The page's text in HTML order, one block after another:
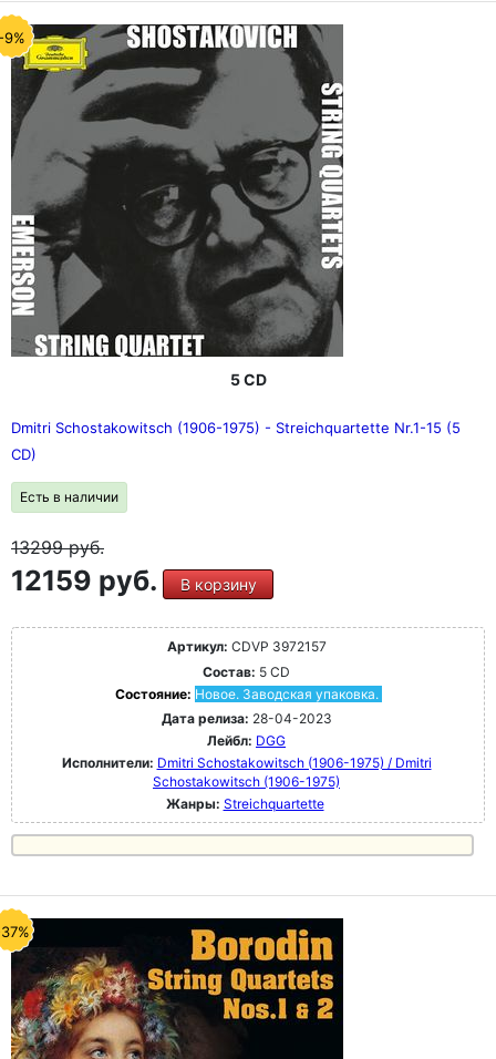
9%
5 CD
Dmitri Schostakowitsch (1906-1975) - Streichquartette Nr.1-15 (5
CD)
Есть в наличии
13299руб.
12159 руб. В корзину
Артикул: CDVP 3972157
Состав: 5 CD
Состояние: Новое. Заводская упаковка.
Дата релиза: 28-04-2023
Лейбл: DGG
Исполнители: Dmitri Schostakowitsch (1906-1975) / Dmitri
Schostakowitsch (1906-1975)
Жанры: Streichquartette